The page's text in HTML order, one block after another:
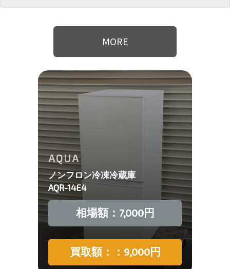
MORE
AQUA
ノンフロン冷凍冷蔵庫
AQR-14E4
相場額：7,000円
買取額：：9,000円